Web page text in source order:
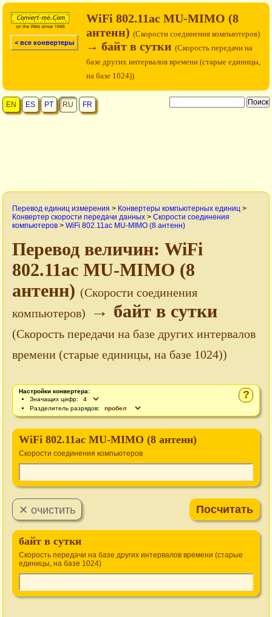
< все конвертеры
WiFi 802.11ac MU-MIMO (8
антенн) (Cкорости соединения компьютеров)
→ байт в сутки (Скорость передачи на
базе других интервалов времени (старые единицы,
на базе 1024))
EN ES PT RU FR
Перевод единиц измерения > Конвертеры компьютерных единиц >
Конвертер скорости передачи данных > Cкорости соединения
компьютеров > WiFi 802.11ac MU-MIMO (8 антенн)
Перевод величин: WiFi
802.11ac MU-MIMO (8
антенн) (Cкорости соединения
компьютеров)
→ байт в сутки
(Скорость передачи на базе других интервалов
времени (старые единицы, на базе 1024))
?
Настройки конвертера:
Значащих цифр:
Разделитель разрядов:
WiFi 802.11ac MU-MIMO (8 антенн)
Cкорости соединения компьютеров
байт в сутки
Скорость передачи на базе других интервалов времени (старые
единицы, на базе 1024)